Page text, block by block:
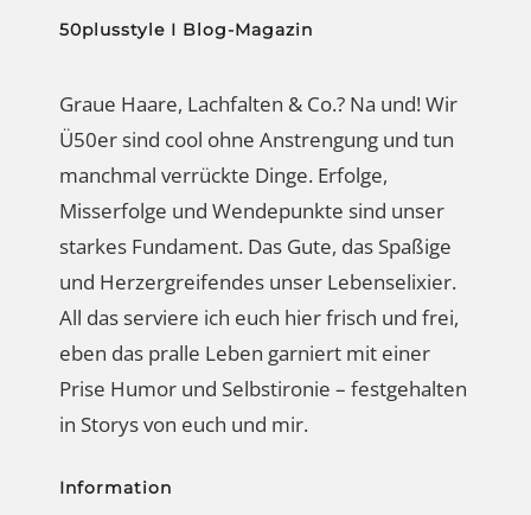
50plusstyle I Blog-Magazin
Graue Haare, Lachfalten & Co.? Na und! Wir
Ü50er sind cool ohne Anstrengung und tun
manchmal verrückte Dinge. Erfolge,
Misserfolge und Wendepunkte sind unser
starkes Fundament. Das Gute, das Spaßige
und Herzergreifendes unser Lebenselixier.
All das serviere ich euch hier frisch und frei,
eben das pralle Leben garniert mit einer
Prise Humor und Selbstironie – festgehalten
in Storys von euch und mir.
Information